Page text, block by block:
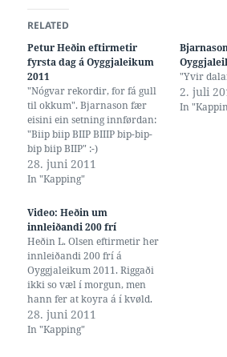
RELATED
Petur Heðin eftirmetir
fyrsta dag á Oyggjaleikum
2011
"Nógvar rekordir, for fá gull
til okkum". Bjarnason fær
eisini ein setning innførdan:
"Biip biip BIIP BIIIP bip-bip-
bip biip BIIP" :-)
28. juni 2011
In "Kapping"
"Yvir
2. juli
In
Video: Heðin um
innleiðandi 200 frí
Heðin L. Olsen eftirmetir her
innleiðandi 200 frí á
Oyggjaleikum 2011. Riggaði
ikki so væl í morgun, men
hann fer at koyra á í kvøld.
28. juni 2011
In "Kapping"